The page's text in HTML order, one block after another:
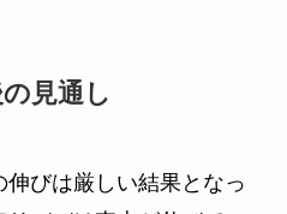
見通し
びは厳しい結果となっ